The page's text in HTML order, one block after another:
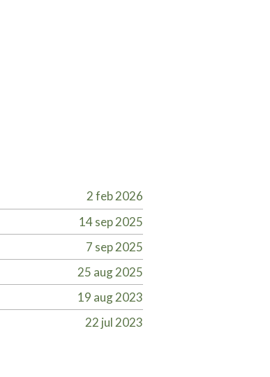
2 feb 2026
14 sep 2025
7 sep 2025
25 aug 2025
19 aug 2023
22 jul 2023